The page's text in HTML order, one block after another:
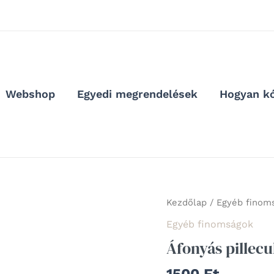
Webshop Egyedi megrendelések Hogyan
Kezdőlap / Egyéb
Egyéb finomságok
Áfonyás
Áfonyás
pillecukor
mennyiség